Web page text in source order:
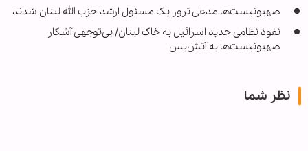
صهیونیست‌ها مدعی ترور یک مسئول ارشد حزب الله لبنان شدند
نفوذ نظامی جدید اسرائیل به خاک لبنان/ بی‌توجهی آشکار
صهیونیست‌ها به آتش‌بس
نظر شما